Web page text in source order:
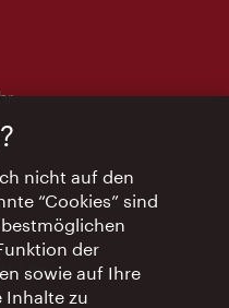
Uhr
nicht auf den
“Cookies” sind
der
sowie auf Ihre
Inhalte zu